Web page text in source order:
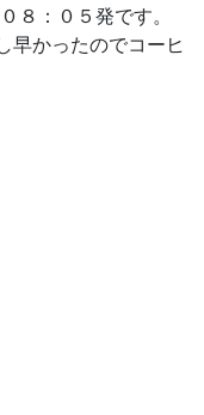
８：０５発です。
早かったのでコーヒ